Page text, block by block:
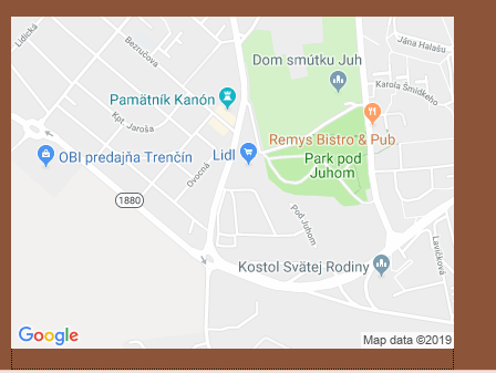
Externý obsah je blokovaný Voľbami súkromia
Prajete si načítať externý obsah?
Povoliť tentokrát
Povoliť a zapamätať - súhlas s druhom cookie:
Funkčné
Otvoriť obsah v novom okne